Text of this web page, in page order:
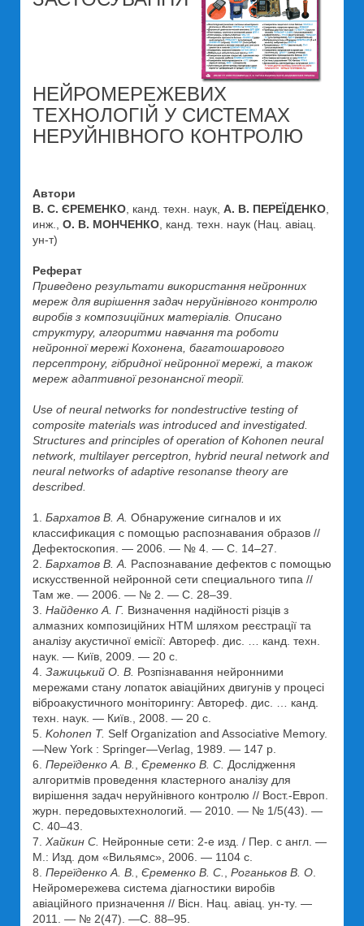
НЕЙРОМЕРЕЖЕВИХ
ТЕХНОЛОГІЙ У СИСТЕМАХ
НЕРУЙНІВНОГО КОНТРОЛЮ
Автори
В. С. ЄРЕМЕНКО , канд. техн. наук, А. В. ПЕРЕЇДЕНКО
инж., О. В. МОНЧЕНКО , канд. техн. наук (Нац. авіац.
ун-т)
Реферат
Приведено результати використання нейронних
мереж для вирішення задач неруйнівного контролю
виробів з композиційних матеріалів. Описано
структуру, алгоритми навчання та роботи
нейронної мережі Кохонена, багатошарового
персептрону, гібридної нейронної мережі, а також
мереж адаптивної резонансної теорії.
Use of neural networks for nondestructive testing of
composite materials was introduced and investigated.
Structures and principles of operation of Kohonen neural
network, multilayer perceptron, hybrid neural network and
neural networks of adaptive resonanse theory are
described.
1. Бархатов В. А. Обнаружение сигналов и их
классификация с помощью распознавания образов //
Дефектоскопия. — 2006. — № 4. — С. 14–27.
2. Бархатов В. А. Распознавание дефектов с помощью
искусственной нейронной сети специального типа //
Там же. — 2006. — № 2. — С. 28–39.
3. Найденко А. Г. Визначення надійності різців з
алмазних композиційних НТМ шляхом реєстрації та
аналізу акустичної емісії: Автореф. дис. … канд. техн.
наук. — Київ, 2009. — 20 с.
4. Зажицький О. В. Розпізнавання нейронними
мережами стану лопаток авіаційних двигунів у процесі
віброакустичного моніторингу: Автореф. дис. … канд.
техн. наук. — Київ., 2008. — 20 с.
5. Kohonen T. Self Organization and Associative Memory.
—New York : Springer—Verlag, 1989. — 147 р.
6. Переїденко А. В. Єременко В. С. Дослідження
алгоритмів проведення кластерного аналізу для
вирішення задач неруйнівного контролю // Вост.-Европ.
журн. передовыхтехнологий. — 2010. — № 1/5(43). —
С. 40–43.
7. Хайкин С. Нейронные сети: 2-е изд. / Пер. с англ. —
М.: Изд. дом «Вильямс», 2006. — 1104 с.
8. Переїденко А. В. Єременко В. С. Роганьков В. О
Нейромережева система діагностики виробів
авіаційного призначення // Вісн. Нац. авіац. ун-ту. —
2011. — № 2(47). —С. 88–95.